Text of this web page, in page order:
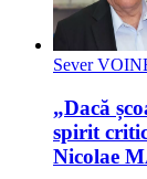
Sever
„Dacă
spirit
Nicolae